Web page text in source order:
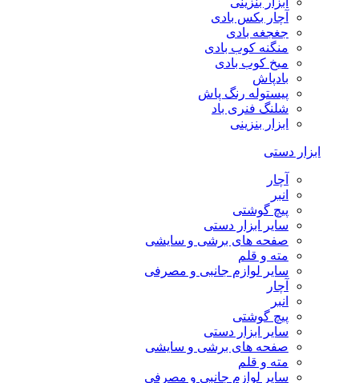
آچار بکس بادی
جغجغه بادی
منگنه کوب بادی
میخ کوب بادی
بادپاش
پیستوله رنگ پاش
شلنگ فنری باد
ابزار بنزینی
ابزار دستی
آچار
انبر
پیچ گوشتی
سایر ابزار دستی
صفحه های برشی و سایشی
مته و قلم
سایر لوازم جانبی و مصرفی
آچار
انبر
پیچ گوشتی
سایر ابزار دستی
صفحه های برشی و سایشی
مته و قلم
سایر لوازم جانبی و مصرفی